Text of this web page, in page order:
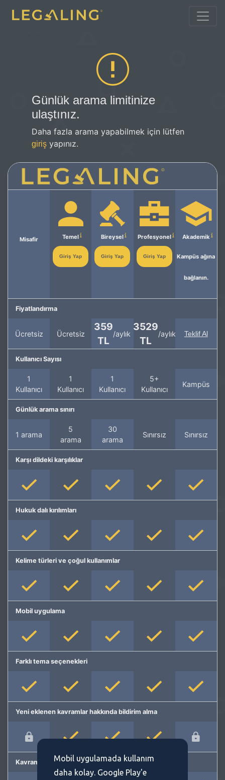
Günlük arama limitinize
ulaştınız.
Daha fazla arama yapabilmek için lütfen
giriş yapınız.
Misafir Temel
Giriş Yap
Bireysel
Giriş Yap
Profesyonel
Giriş Yap
Akademik
Kampüs ağına
bağlanın.
Fiyatlandırma
Ücretsiz Ücretsiz
359
TL
/aylık
3529
TL
/aylık Teklif Al
Kullanıcı Sayısı
1
Kullanıcı
1
Kullanıcı
1
Kullanıcı
5+
Kullanıcı
Kampüs
Günlük arama sınırı
1 arama
5
arama
30
arama
Sınırsız Sınırsız
Karşı dildeki karşılıklar
Hukuk dalı kırılımları
Kelime türleri ve çoğul kullanımlar
Mobil uygulama
Farklı tema seçenekleri
Yeni eklenen kavramlar hakkında bildirim alma
Kavram önermeMobil uygulamada kullanım
daha kolay. Google Play'e